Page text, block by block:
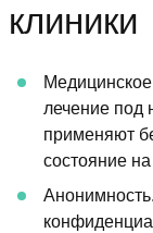
клиники
лечение под
применяют
состояние